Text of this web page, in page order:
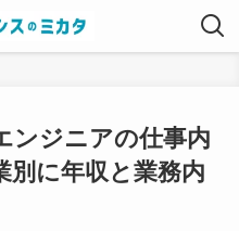
ンジニアの仕事内
別に年収と業務内